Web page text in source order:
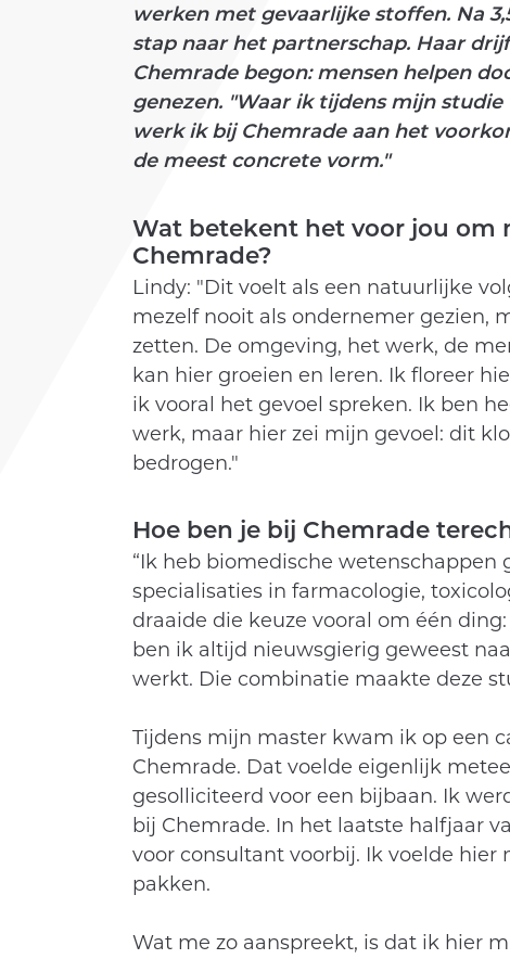
werken met gevaarlijke stoffen. Na
stap naar het partnerschap. Haar
Chemrade begon: mensen helpen
genezen. "Waar ik tijdens mijn
werk ik bij Chemrade aan het
de meest concrete vorm."
Wat betekent het voor jou om
Chemrade?
Lindy: "Dit voelt als een natuurlijke
mezelf nooit als ondernemer gezien,
zetten. De omgeving, het werk, de
kan hier groeien en leren. Ik floreer
ik vooral het gevoel spreken. Ik ben
werk, maar hier zei mijn gevoel: dit
bedrogen."
Hoe ben je bij Chemrade
“Ik heb biomedische
specialisaties in farmacologie,
draaide die keuze vooral om één
ben ik altijd nieuwsgierig geweest
werkt. Die combinatie maakte deze
Tijdens mijn master kwam ik op een
Chemrade. Dat voelde eigenlijk
gesolliciteerd voor een bijbaan. Ik
bij Chemrade. In het laatste halfjaar
voor consultant voorbij. Ik voelde hier
pakken.
Wat me zo aanspreekt, is dat ik hier